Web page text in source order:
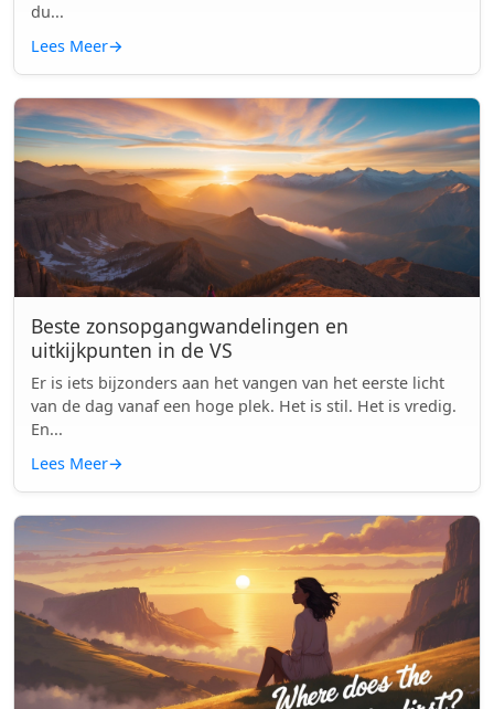
du...
Lees Meer→
Beste zonsopgangwandelingen en
uitkijkpunten in de VS
Er is iets bijzonders aan het vangen van het eerste licht
van de dag vanaf een hoge plek. Het is stil. Het is vredig.
En...
Lees Meer→